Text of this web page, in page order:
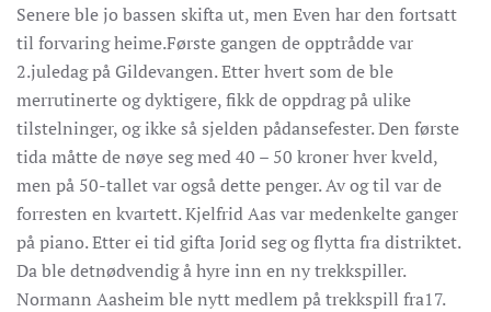
Senere ble jo bassen skifta ut, men Even har den fortsatt
til forvaring heime.Første gangen de opptrådde var
2.juledag på Gildevangen. Etter hvert som de ble
merrutinerte og dyktigere, fikk de oppdrag på ulike
tilstelninger, og ikke så sjelden pådansefester. Den første
tida måtte de nøye seg med 40 – 50 kroner hver kveld,
men på 50-tallet var også dette penger. Av og til var de
forresten en kvartett. Kjelfrid Aas var medenkelte ganger
på piano. Etter ei tid gifta Jorid seg og flytta fra distriktet.
Da ble detnødvendig å hyre inn en ny trekkspiller.
Normann Aasheim ble nytt medlem på trekkspill fra17.